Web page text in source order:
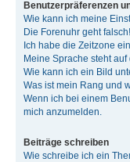
Benutzerpräferenzen
Wie kann ich meine
Die Forenuhr geht falsch!
Ich habe die Zeitzone
Meine Sprache steht
Wie kann ich ein Bild
Was ist mein Rang und
Wenn ich bei einem
mich anzumelden.
Beiträge schreiben
Wie schreibe ich ein